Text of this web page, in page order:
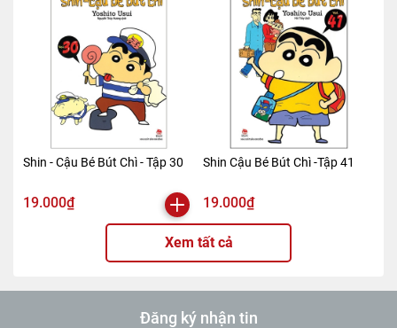
Shin - Cậu Bé Bút Chì - Tập 30
19.000₫
Shin Cậu Bé Bút Chì -Tập 41
19.000₫
Xem tất cả
Đăng ký nhận tin